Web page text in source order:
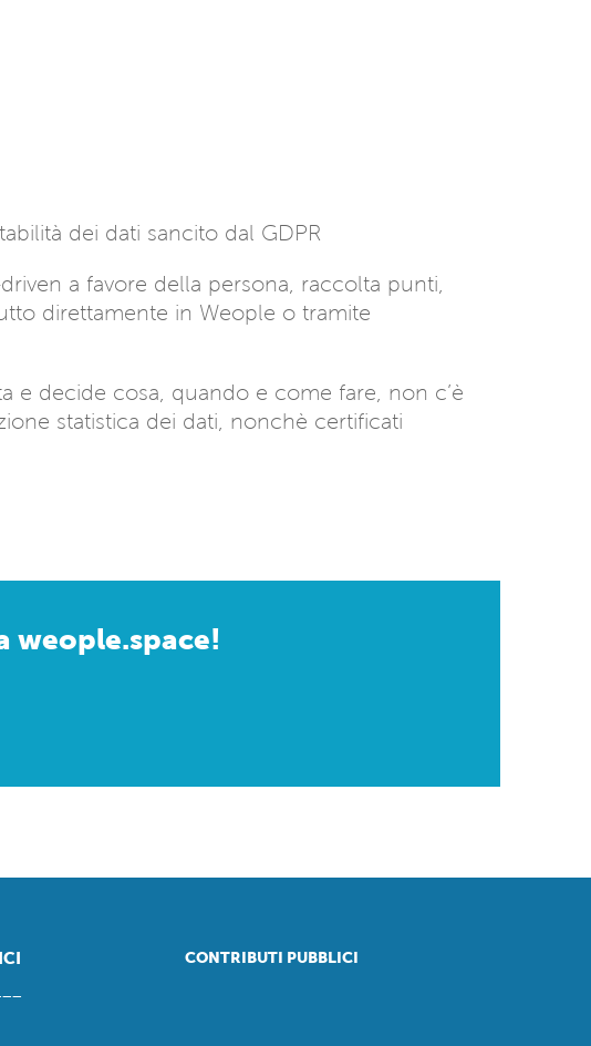
dei dati sancito dal GDPR
a favore della persona, raccolta punti,
direttamente in Weople o tramite
e decide cosa, quando e come fare, non c’è
statistica dei dati, nonchè certificati
weople.space!
CONTRIBUTI PUBBLICI